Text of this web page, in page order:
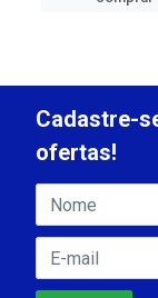
Cadastre-
ofertas!